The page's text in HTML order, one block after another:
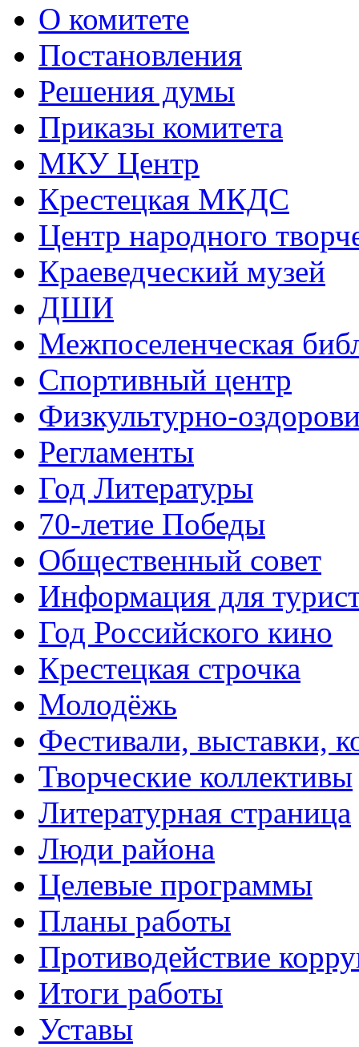
О комитете
Постановления
Решения думы
Приказы комитета
МКУ Центр
Крестецкая МКДС
Центр народного
Краеведческий музей
ДШИ
Межпоселенческая
Спортивный центр
Физкультурно-
Регламенты
Год Литературы
70-летие Победы
Общественный совет
Информация для
Год Российского кино
Крестецкая строчка
Молодёжь
Фестивали, выставки,
Творческие коллективы
Литературная страница
Люди района
Целевые программы
Планы работы
Противодействие
Итоги работы
Уставы